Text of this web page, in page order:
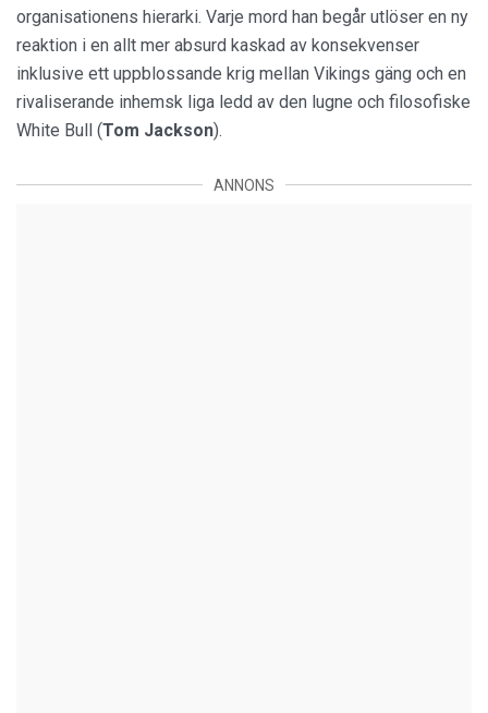
organisationens hierarki. Varje mord han begår utlöser en ny
reaktion i en allt mer absurd kaskad av konsekvenser
inklusive ett uppblossande krig mellan Vikings gäng och en
rivaliserande inhemsk liga ledd av den lugne och filosofiske
White Bull (Tom Jackson).
ANNONS